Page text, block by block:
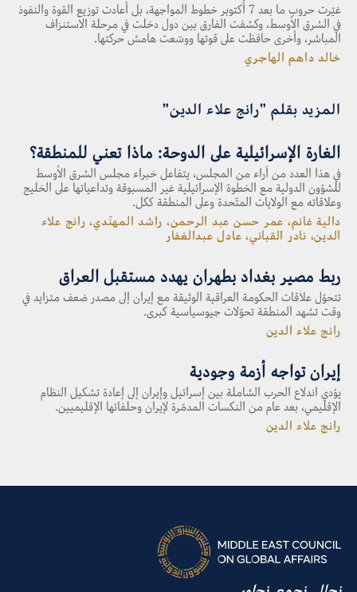
غيّرت حروب ما بعد 7 أكتوبر خطوط المواجهة، بل أعادت توزيع القوة والنفوذ
في الشرق الأوسط، وكشفت الفارق بين دول دخلت في مرحلة الاستنزاف
المباشر، وأخرى حافظت على قوتها ووسّعت هامش حركتها.
خالد داهم الهاجري
المزيد بقلم "رانج علاء الدين"
الغارة الإسرائيلية على الدوحة: ماذا تعني للمنطقة؟
في هذا العدد من آراء من المجلس، يتفاعل خبراء مجلس الشرق الأوسط
للشؤون الدولية مع الخطوة الإسرائيلية غير المسبوقة وتداعياتها على الخليج
وعلاقاته مع الولايات المتّحدة وعلى المنطقة ككل.
دالية غانم، عمر حسن عبد الرحمن، راشد المهنّدي، رانج علاء
الدين، نادر القباني، عادل عبدالغفار
ربط مصير بغداد بطهران يهدد مستقبل العراق
تتحوّل علاقات الحكومة العراقية الوثيقة مع إيران إلى مصدر ضعف متزايد في
وقت تشهد المنطقة تحوّلات جيوسياسية كبرى.
رانج علاء الدين
إيران تواجه أزمة وجودية
يؤدي اندلاع الحرب الشاملة بين إسرائيل وإيران إلى إعادة تشكيل النظام
الإقليمي، بعد عام من النكسات المدمّرة لإيران وحلفائها الإقليميين.
رانج علاء الدين